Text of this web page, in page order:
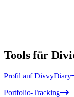
Tools für
Profil auf DivvyDiary
Portfolio-Tracking